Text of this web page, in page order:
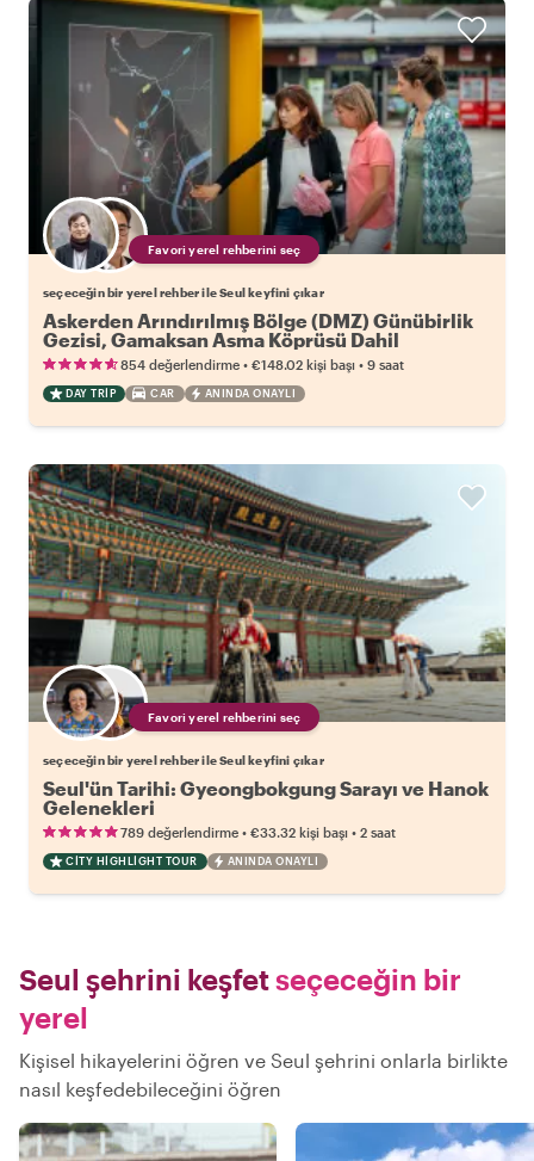
Favori yerel rehberini seç
seçeceğin bir yerel rehber ile Seul keyfini çıkar
Askerden Arındırılmış Bölge (DMZ) Günübirlik
Gezisi, Gamaksan Asma Köprüsü Dahil
854 değerlendirme • €148.02 kişi başı • 9 saat
DAY TRIP CAR ANINDA ONAYLI
Favori yerel rehberini seç
seçeceğin bir yerel rehber ile Seul keyfini çıkar
Seul'ün Tarihi: Gyeongbokgung Sarayı ve Hanok
Gelenekleri
789 değerlendirme • €33.32 kişi başı • 2 saat
CITY HIGHLIGHT TOUR ANINDA ONAYLI
Seul şehrini keşfetseçeceğin bir
yerel
Kişisel hikayelerini öğren ve Seul şehrini onlarla birlikte
nasıl keşfedebileceğini öğren